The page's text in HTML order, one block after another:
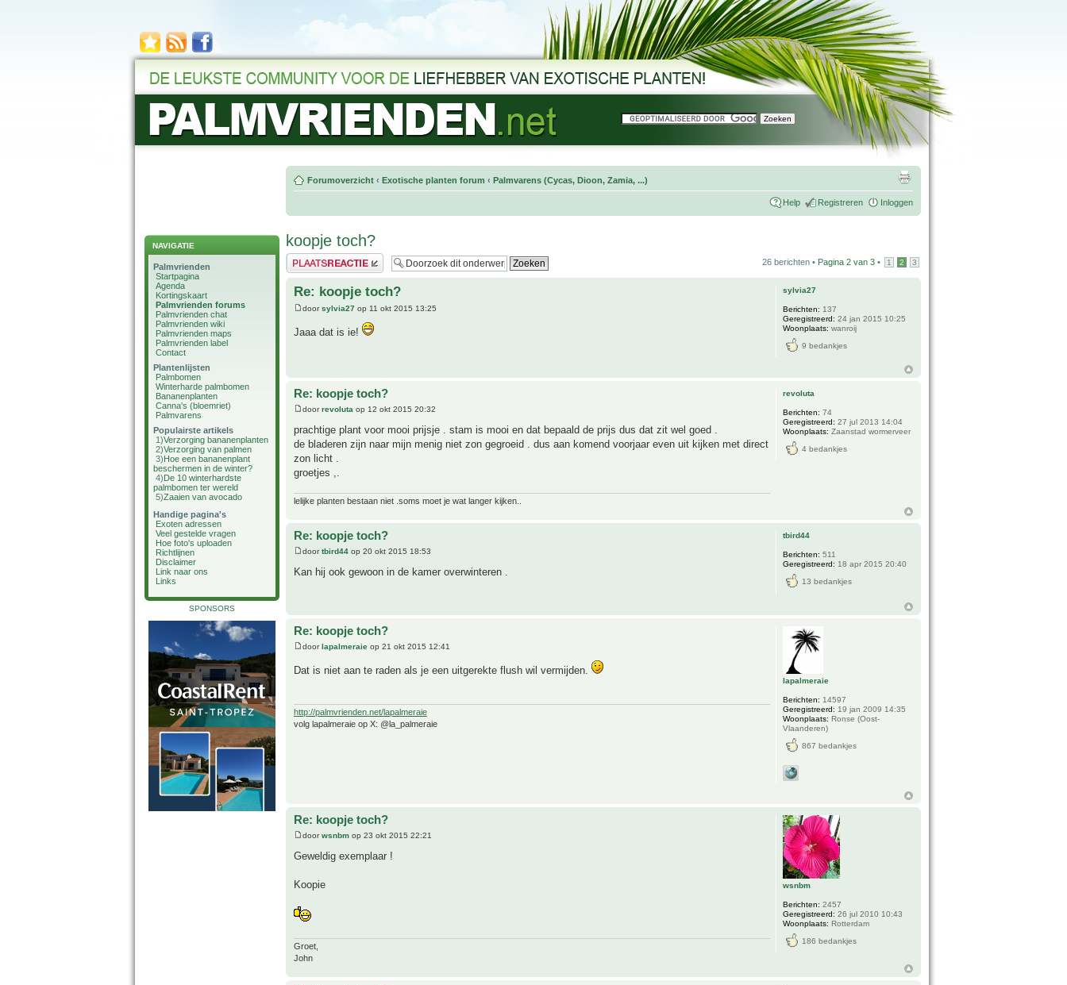
NAVIGATIE
Palmvrienden
Startpagina
Agenda
Kortingskaart
Palmvrienden forums
Palmvrienden chat
Palmvrienden wiki
Palmvrienden maps
Palmvrienden label
Contact
Plantenlijsten
Palmbomen
Winterharde palmbomen
Bananenplanten
Canna's (bloemriet)
Palmvarens
Populairste artikels
1)Verzorging bananenplanten
2)Verzorging van palmen
3)Hoe een bananenplant
beschermen in de winter?
4)De 10 winterhardste
palmbomen ter wereld
5)Zaaien van avocado
Handige pagina's
Exoten adressen
Veel gestelde vragen
Hoe foto's uploaden
Richtlijnen
Disclaimer
Link naar ons
Links
SPONSORS
Forumoverzicht ‹ Exotische planten forum ‹ Palmvarens (Cycas, Dioon, Zamia, ...)
Help Registreren Inloggen
koopje toch?
Plaats een reactie 26 berichten • Pagina 2 van 3 • 1 2 3
Re: koopje toch?
doorsylvia27 op 11 okt 2015 13:25
Jaaa dat is ie!
sylvia27
Berichten: 137
Geregistreerd: 24 jan 2015 10:25
Woonplaats: wanroij
9 bedankjes
Re: koopje toch?
doorrevoluta op 12 okt 2015 20:32
prachtige plant voor mooi prijsje . stam is mooi en dat bepaald de prijs dus dat zit wel goed .
de bladeren zijn naar mijn menig niet zon gegroeid . dus aan komend voorjaar even uit kijken met direct
zon licht .
groetjes ,.
lelijke planten bestaan niet .soms moet je wat langer kijken..
revoluta
Berichten: 74
Geregistreerd: 27 jul 2013 14:04
Woonplaats: Zaanstad wormerveer
4 bedankjes
Re: koopje toch?
doortbird44 op 20 okt 2015 18:53
Kan hij ook gewoon in de kamer overwinteren .
tbird44
Berichten: 511
Geregistreerd: 18 apr 2015 20:40
13 bedankjes
Re: koopje toch?
doorlapalmeraie op 21 okt 2015 12:41
Dat is niet aan te raden als je een uitgerekte flush wil vermijden.
http://palmvrienden.net/lapalmeraie
volg lapalmeraie op X: @la_palmeraie
lapalmeraie
Berichten: 14597
Geregistreerd: 19 jan 2009 14:35
Woonplaats: Ronse (Oost-
Vlaanderen)
867 bedankjes
Re: koopje toch?
doorwsnbm op 23 okt 2015 22:21
Geweldig exemplaar !
Koopie
Groet,
John
wsnbm
Berichten: 2457
Geregistreerd: 26 jul 2010 10:43
Woonplaats: Rotterdam
186 bedankjes